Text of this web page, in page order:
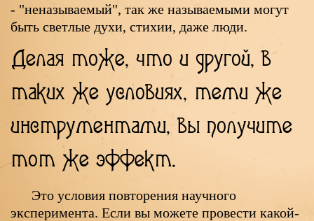
- "неназываемый", так же называемыми могут
быть светлые духи, стихии, даже люди.
Делая тоже, что и другой, в
таких же условиях, теми же
инструментами, вы получите
тот же эффект.
Это условия повторения научного
эксперимента. Если вы можете провести какой-